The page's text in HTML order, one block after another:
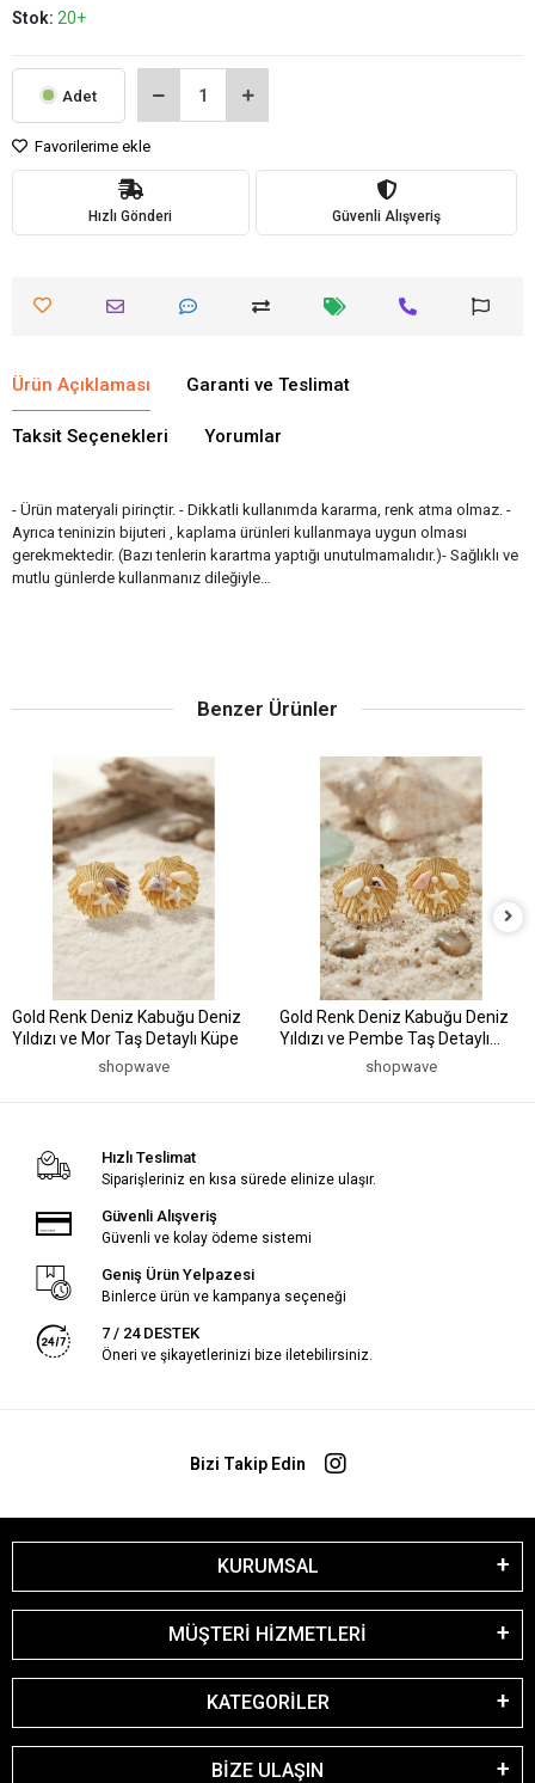
Stok: 20+
Adet
Favorilerime ekle
Hızlı Gönderi Güvenli Alışveriş
Ürün Açıklaması Garanti ve Teslimat
Taksit Seçenekleri Yorumlar
- Ürün materyali pirinçtir. - Dikkatli kullanımda kararma, renk atma olmaz. -
Ayrıca teninizin bijuteri , kaplama ürünleri kullanmaya uygun olması
gerekmektedir. (Bazı tenlerin karartma yaptığı unutulmamalıdır.)- Sağlıklı ve
mutlu günlerde kullanmanız dileğiyle…
Benzer Ürünler
Gold Renk Deniz Kabuğu Deniz
Yıldızı ve Mor Taş Detaylı Küpe
shopwave
Gold Renk Deniz Kabuğu Deniz
Yıldızı ve Pembe Taş Detaylı
shopwave
Hızlı Teslimat
Siparişleriniz en kısa sürede elinize ulaşır.
Güvenli Alışveriş
Güvenli ve kolay ödeme sistemi
Geniş Ürün Yelpazesi
Binlerce ürün ve kampanya seçeneği
7 / 24 DESTEK
Öneri ve şikayetlerinizi bize iletebilirsiniz.
Bizi Takip Edin
KURUMSAL
MÜŞTERİ HİZMETLERİ
KATEGORİLER
BİZE ULAŞIN